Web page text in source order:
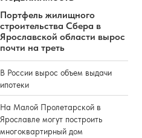
Портфель жилищного
строительства Сбера в
Ярославской области вырос
почти на треть
В России вырос объем выдачи
ипотеки
На Малой Пролетарской в
Ярославле могут построить
многоквартирный дом